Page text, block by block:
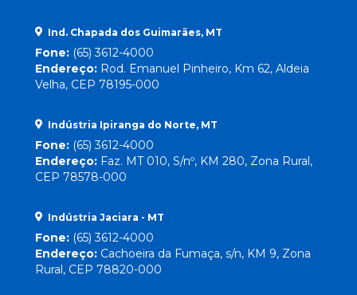
Ind. Chapada dos Guimarães, MT
Fone: (65) 3612-4000
Endereço: Rod. Emanuel Pinheiro, Km 62, Aldeia
Velha, CEP 78195-000
Indústria Ipiranga do Norte, MT
Fone: (65) 3612-4000
Endereço: Faz. MT 010, S/nº, KM 280, Zona Rural,
CEP 78578-000
Indústria Jaciara - MT
Fone: (65) 3612-4000
Endereço: Cachoeira da Fumaça, s/n, KM 9, Zona
Rural, CEP 78820-000